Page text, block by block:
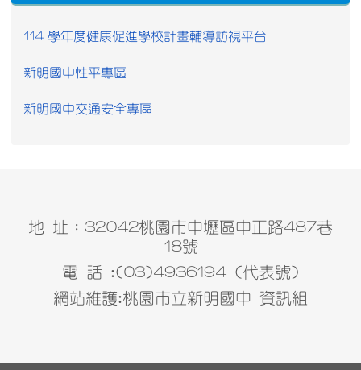
114 學年度健康促進學校計畫輔導訪視平台
新明國中性平專區
新明國中交通安全專區
地 址：32042桃園市中壢區中正路487巷
18號
電 話 :(03)4936194 (代表號)
網站維護:桃園市立新明國中 資訊組